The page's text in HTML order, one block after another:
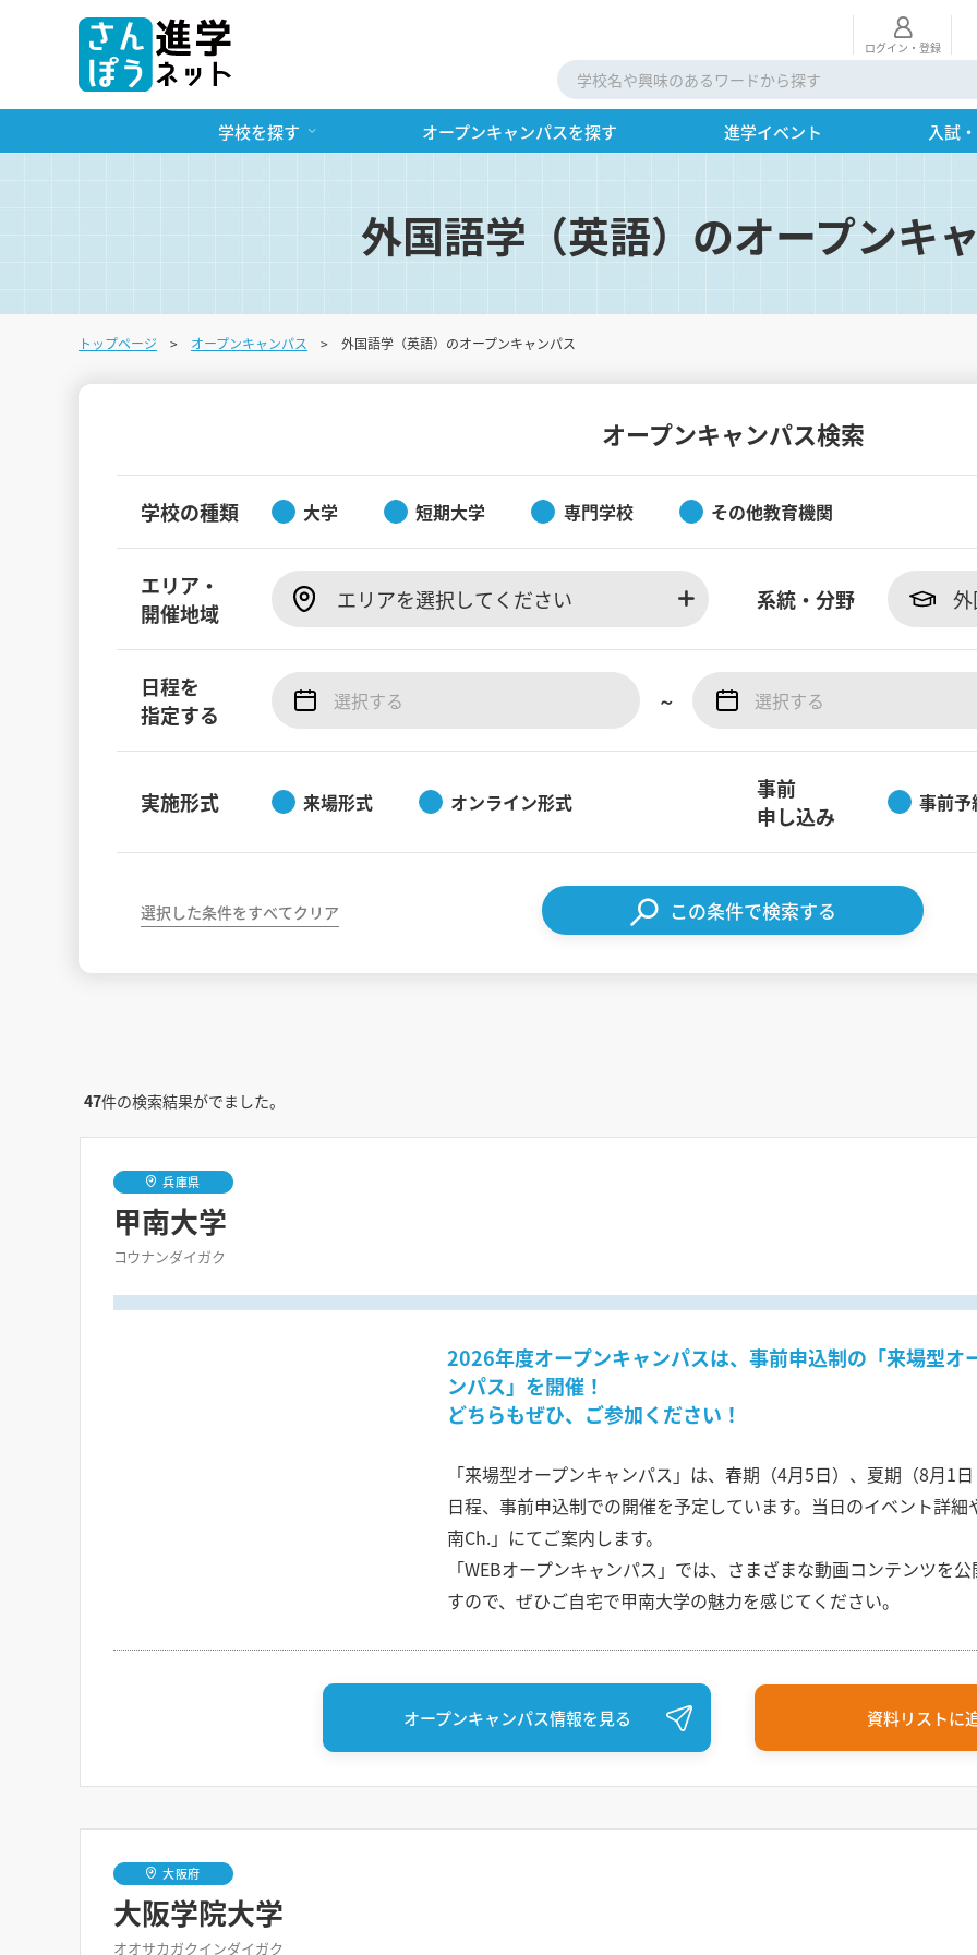
ログイン・登録
学校を探す オープンキャンパスを探す 進学イベント 入試
外国語学（英語）のオープンキ
トップページ オープンキャンパス 外国語学（英語）のオープンキャンパス
オープンキャンパス検索
学校の種類 大学 短期大学 専門学校 その他教育機関
エリア・
開催地域
エリアを選択してください 系統・分野
日程を
指定する
～
実施形式 来場形式 オンライン形式
事前
申し込み
事前
この条件で検索する
選択した条件をすべてクリア
47件の検索結果がでました。
兵庫県
甲南大学
コウナンダイガク
2026年度オープンキャンパスは、事前申込制の「来場型オ
ンパス」を開催！
どちらもぜひ、ご参加ください！
「来場型オープンキャンパス」は、春期（4月5日）、夏期（8月1
日程、事前申込制での開催を予定しています。当日のイベント詳
南Ch.」にてご案内します。
「WEBオープンキャンパス」では、さまざまな動画コンテンツを
すので、ぜひご自宅で甲南大学の魅力を感じてください。
オープンキャンパス情報を見る 資料リストに
大阪府
大阪学院大学
オオサカガクインダイガク